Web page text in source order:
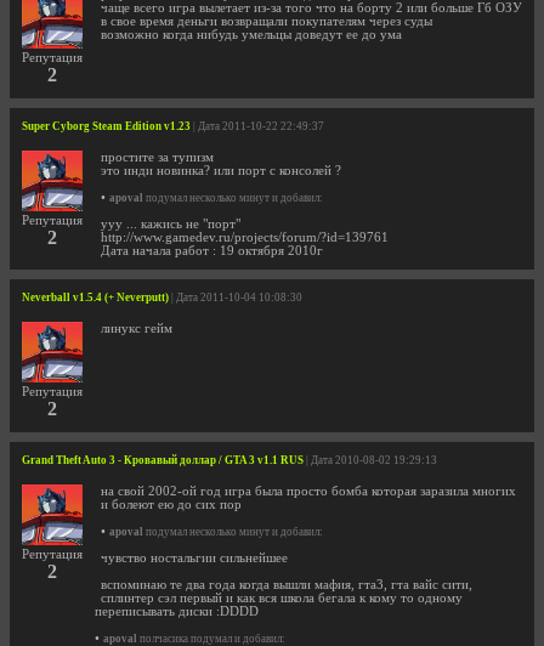
Репутация
2
чаще всего игра вылетает из-за того что на борту 2 или больше Гб ОЗУ
в свое время деньги возвращали покупателям через суды
возможно когда нибудь умельцы доведут ее до ума
Super Cyborg Steam Edition v1.23 | Дата 2011-10-22 22:49:37
Репутация
2
простите за тупизм
это инди новинка? или порт с консолей ?
• apoval подумал несколько минут и добавил:
ууу ... кажись не "порт"
http://www.gamedev.ru/projects/forum/?id=139761
Дата начала работ : 19 октября 2010г
Neverball v1.5.4 (+ Neverputt) | Дата 2011-10-04 10:08:30
Репутация
2
линукс гейм
Grand Theft Auto 3 - Кровавый доллар / GTA 3 v1.1 RUS | Дата 2010-08-02 19:29:13
Репутация
2
на свой 2002-ой год игра была просто бомба которая заразила многих
и болеют ею до сих пор
• apoval подумал несколько минут и добавил:
чувство ностальгии сильнейшее
вспоминаю те два года когда вышли мафия, гта3, гта вайс сити,
сплинтер сэл первый и как вся школа бегала к кому то одному
переписывать диски :DDDD
• apoval полчасика подумал и добавил: